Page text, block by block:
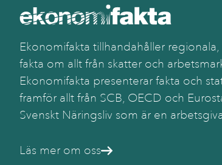
Ekonomifakta tillhandahåller
fakta om allt från skatter och
Ekonomifakta presenterar fakta och
framför allt från SCB, OECD och
Svenskt Näringsliv som är en
Läs mer om oss